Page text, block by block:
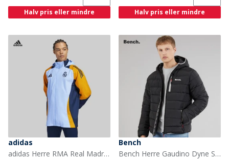
Halv pris eller mindre Halv pris eller mindre
adidas
adidas Herre RMA Real Madrid 24/25 Konkurrence Alle Vejr Jakke Glow Blue/Crew Orange/Team Navy Blue
Bench
Bench Herre Gaudino Dyne Sort